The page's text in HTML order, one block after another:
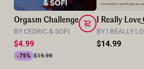
Orgasm Challenge
BY CEDRIC & SOFI
$4.99
-75% $19.99
BY I REALLY
$14.99